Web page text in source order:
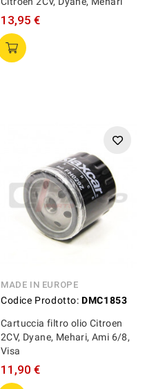
13,95 €
MADE IN EUROPE
Codice Prodotto: DMC1853
Cartuccia filtro olio Citroen
2CV, Dyane, Mehari, Ami 6/8,
Visa
11,90 €